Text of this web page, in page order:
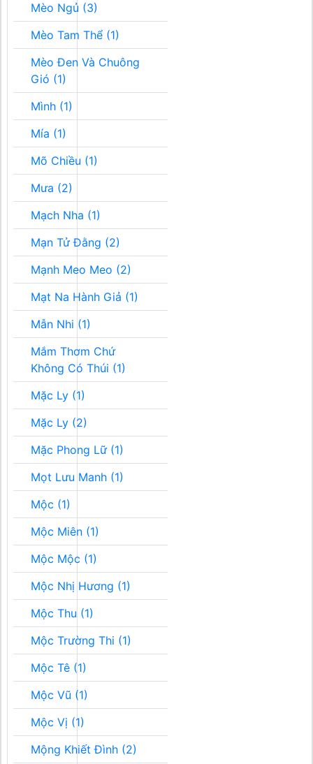
Mèo Ngủ (3)
Mèo Tam Thể (1)
Mèo Đen Và Chuông
Gió (1)
Mình (1)
Mía (1)
Mõ Chiều (1)
Mưa (2)
Mạch Nha (1)
Mạn Tử Đằng (2)
Mạnh Meo Meo (2)
Mạt Na Hành Giả (1)
Mẫn Nhi (1)
Mắm Thơm Chứ
Không Có Thúi (1)
Mặc Ly (1)
Mặc Ly (2)
Mặc Phong Lữ (1)
Mọt Lưu Manh (1)
Mộc (1)
Mộc Miên (1)
Mộc Mộc (1)
Mộc Nhị Hương (1)
Mộc Thu (1)
Mộc Trường Thi (1)
Mộc Tê (1)
Mộc Vũ (1)
Mộc Vị (1)
Mộng Khiết Đình (2)